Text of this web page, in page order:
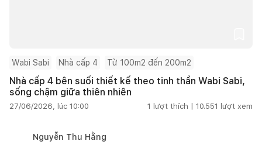
Wabi Sabi Nhà cấp 4 Từ 100m2 đến 200m2
Nhà cấp 4 bên suối thiết kế theo tinh thần Wabi Sabi,
sống chậm giữa thiên nhiên
27/06/2026, lúc 10:00 1 lượt thích | 10.551 lượt xem
Nguyễn Thu Hằng